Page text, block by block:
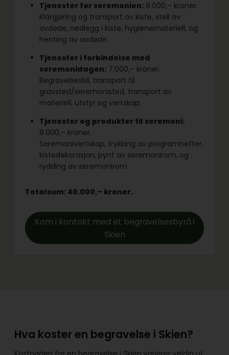
Tjenester før seremonien: 8.000,– kroner.
Klargjøring og transport av kiste, stell av
avdøde, nedlegg i kiste, hygienemateriell, og
henting av avdøde.
Tjenester i forbindelse med
seremonidagen: 7.000,– kroner.
Begravelsesbil, transport til
gravsted/seremonisted, transport av
materiell, utstyr og vertskap.
Tjenester og produkter til seremoni:
8.000,– kroner.
Seremonivertskap, trykking av programhefter,
kistedekorasjon, pynt av seremonirom, og
rydding av seremonirom.
Totalsum: 40.000,– kroner.
Kom i kontakt med et begravelsesbyrå i
Skien
Hva koster en begravelse i Skien?